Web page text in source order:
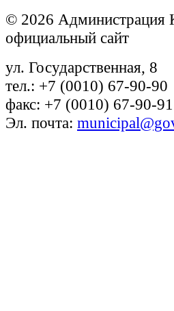
© 2026 Администрация
официальный сайт
ул. Государственная, 8
тел.: +7 (0010) 67-90-90
факс: +7 (0010) 67-90-91
Эл. почта: